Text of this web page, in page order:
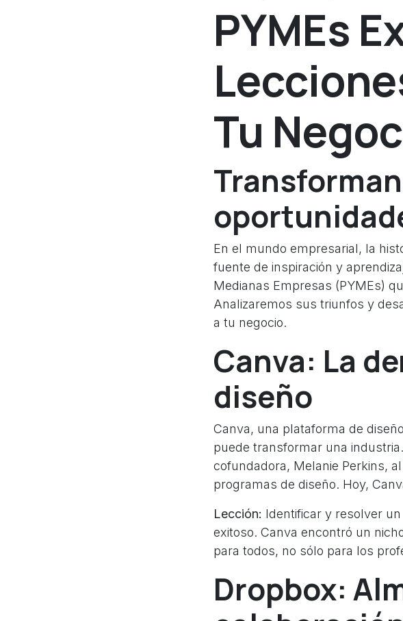
PYMEs
Tu
En el mundo empresarial, la
fuente de inspiración y
Medianas Empresas (PYMEs)
Analizaremos sus triunfos y
a tu negocio.
Canva: La
diseño
Canva, una plataforma de
puede transformar una
cofundadora, Melanie Perkins,
programas de diseño. Hoy,
Lección: Identificar y resolver
exitoso. Canva encontró un
para todos, no sólo para los
Dropbox: